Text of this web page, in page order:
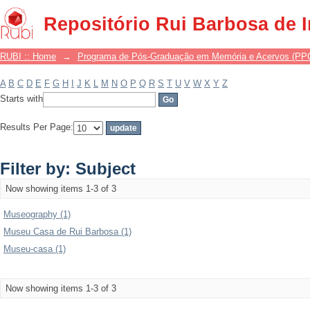
Repositório Rui Barbosa de
Filter by: Subject
RUBI :: Home → Programa de Pós-Graduação em Memória e Acervos
A B C D E F G H J K L M N O P Q R S T U V W X Y Z
Starts with
Results Per Page:
Filter by: Subject
Now showing items 1-3 of 3
Museography (1)
Museu Casa de Rui Barbosa (1)
Museu-casa (1)
Now showing items 1-3 of 3